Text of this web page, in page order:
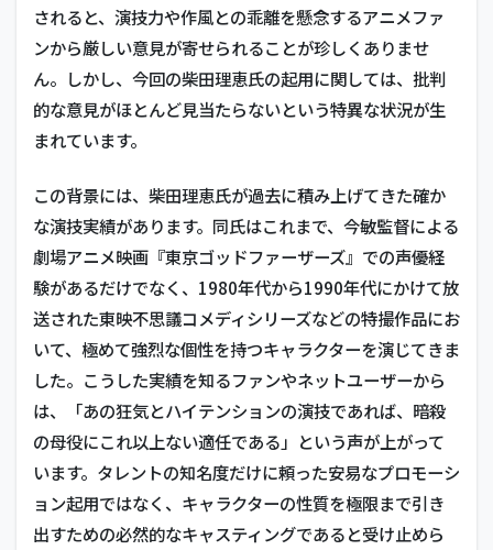
されると、演技力や作風との乖離を懸念するアニメファ
ンから厳しい意見が寄せられることが珍しくありませ
ん。しかし、今回の柴田理恵氏の起用に関しては、批判
的な意見がほとんど見当たらないという特異な状況が生
まれています。
この背景には、柴田理恵氏が過去に積み上げてきた確か
な演技実績があります。同氏はこれまで、今敏監督による
劇場アニメ映画『東京ゴッドファーザーズ』での声優経
験があるだけでなく、1980年代から1990年代にかけて放
送された東映不思議コメディシリーズなどの特撮作品にお
いて、極めて強烈な個性を持つキャラクターを演じてきま
した。こうした実績を知るファンやネットユーザーから
は、「あの狂気とハイテンションの演技であれば、暗殺
の母役にこれ以上ない適任である」という声が上がって
います。タレントの知名度だけに頼った安易なプロモーシ
ョン起用ではなく、キャラクターの性質を極限まで引き
出すための必然的なキャスティングであると受け止めら